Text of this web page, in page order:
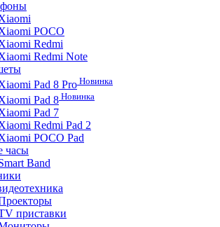
POCO
Redmi
Redmi Note
Pad 8 Pro Новинка
Pad 8 Новинка
Pad 7
Redmi Pad 2
POCO Pad
часы
Band
приставки